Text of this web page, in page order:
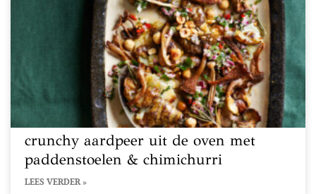
crunchy aardpeer uit de oven met
paddenstoelen & chimichurri
LEES VERDER »